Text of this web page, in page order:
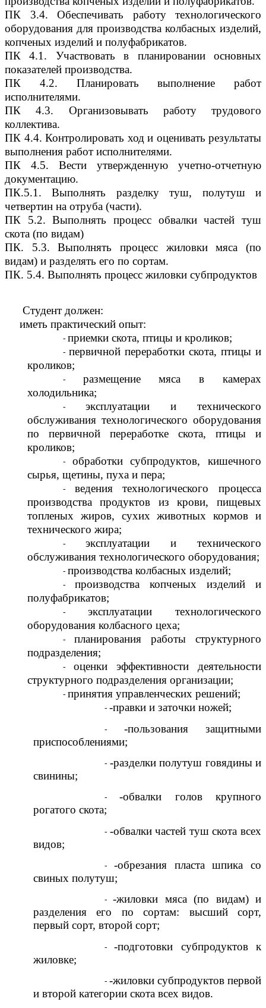
ПК 3.4. Обеспечивать работу технологического
оборудования для производства колбасных изделий,
копченых изделий и полуфабрикатов.
ПК 4.1. Участвовать в планировании основных
показателей производства.
ПК 4.2. Планировать выполнение работ
исполнителями.
ПК 4.3. Организовывать работу трудового
коллектива.
ПК 4.4. Контролировать ход и оценивать результаты
выполнения работ исполнителями.
ПК 4.5. Вести утвержденную учетно-отчетную
документацию.
ПК.5.1. Выполнять разделку туш, полутуш и
четвертин на отруба (части).
ПК 5.2. Выполнять процесс обвалки частей туш
скота (по видам)
ПК. 5.3. Выполнять процесс жиловки мяса (по
видам) и разделять его по сортам.
ПК. 5.4. Выполнять процесс жиловки субпродуктов
Студент должен:
иметь практический опыт:
приемки скота, птицы и кроликов;
первичной переработки скота, птицы и
кроликов;
размещение мяса в камерах
холодильника;
эксплуатации и технического
обслуживания технологического оборудования
по первичной переработке скота, птицы и
кроликов;
обработки субпродуктов, кишечного
сырья, щетины, пуха и пера;
ведения технологического процесса
производства продуктов из крови, пищевых
топленых жиров, сухих животных кормов и
технического жира;
эксплуатации и технического
обслуживания технологического оборудования;
производства колбасных изделий;
производства копченых изделий и
полуфабрикатов;
эксплуатации технологического
оборудования колбасного цеха;
планирования работы структурного
подразделения;
оценки эффективности деятельности
структурного подразделения организации;
принятия управленческих решений;
-правки и заточки ножей;
-пользования защитными
приспособлениями;
-разделки полутуш говядины и
свинины;
-обвалки голов крупного
рогатого скота;
-обвалки частей туш скота всех
видов;
-обрезания пласта шпика со
свиных полутуш;
-жиловки мяса (по видам) и
разделения его по сортам: высший сорт,
первый сорт, второй сорт;
-подготовки субпродуктов к
жиловке;
-жиловки субпродуктов первой
и второй категории скота всех видов.